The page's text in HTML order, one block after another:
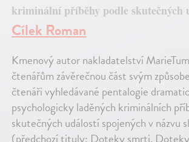
kriminální příběhy podle skutečných
Cílek Roman
Kmenový autor nakladatelství
čtenářům závěrečnou část svým
čtenáři vyhledávané pentalogie
psychologicky laděných kriminálních
skutečných událostí spojených v názvu